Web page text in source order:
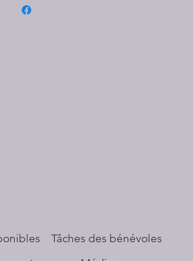
Tâches des bénévoles